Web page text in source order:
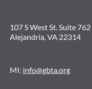
107 S West St. Suite 762
Alejandría, VA 22314
MI: info@gbta.org